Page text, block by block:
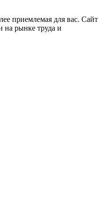
приемлемая для вас. Сайт
на рынке труда и